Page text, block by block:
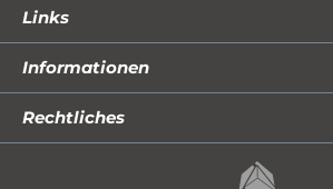
Links
Informationen
Rechtliches